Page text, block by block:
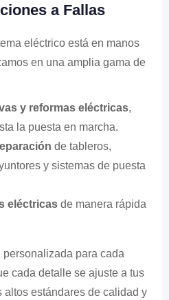
a Fallas
eléctrico está en manos
en una amplia gama de
y reformas eléctricas,
la puesta en marcha.
de tableros,
y sistemas de puesta
eléctricas de manera rápida
para cada
cada detalle se ajuste a tus
altos estándares de calidad y